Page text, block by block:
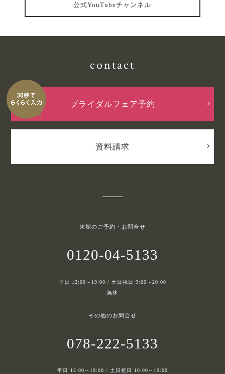
公式YouTubeチャンネル
contact
ブライダルフェア予約
資料請求
来館のご予約・お問合せ
0120-04-5133
平日 12:00～19:00 / 土日祝日 9:00～20:00
無休
その他のお問合せ
078-222-5133
平日 12:00～19:00 / 土日祝日 10:00～19:00